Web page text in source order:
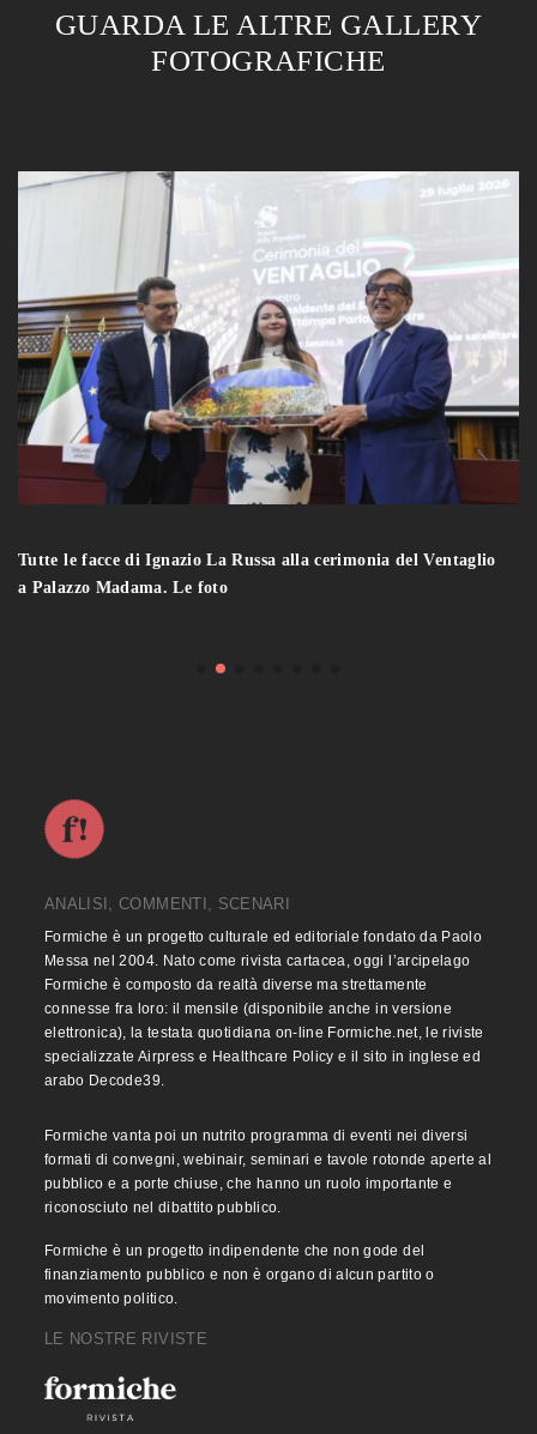
GUARDA LE ALTRE GALLERY
FOTOGRAFICHE
Tutte le facce di Ignazio La Russa alla cerimonia del Ventaglio
a Palazzo Madama. Le foto
ANALISI, COMMENTI, SCENARI
Formiche è un progetto culturale ed editoriale fondato da Paolo
Messa nel 2004. Nato come rivista cartacea, oggi l’arcipelago
Formiche è composto da realtà diverse ma strettamente
connesse fra loro: il mensile (disponibile anche in versione
elettronica), la testata quotidiana on-line Formiche.net, le riviste
specializzate Airpress e Healthcare Policy e il sito in inglese ed
arabo Decode39.
Formiche vanta poi un nutrito programma di eventi nei diversi
formati di convegni, webinair, seminari e tavole rotonde aperte al
pubblico e a porte chiuse, che hanno un ruolo importante e
riconosciuto nel dibattito pubblico.
Formiche è un progetto indipendente che non gode del
finanziamento pubblico e non è organo di alcun partito o
movimento politico.
LE NOSTRE RIVISTE